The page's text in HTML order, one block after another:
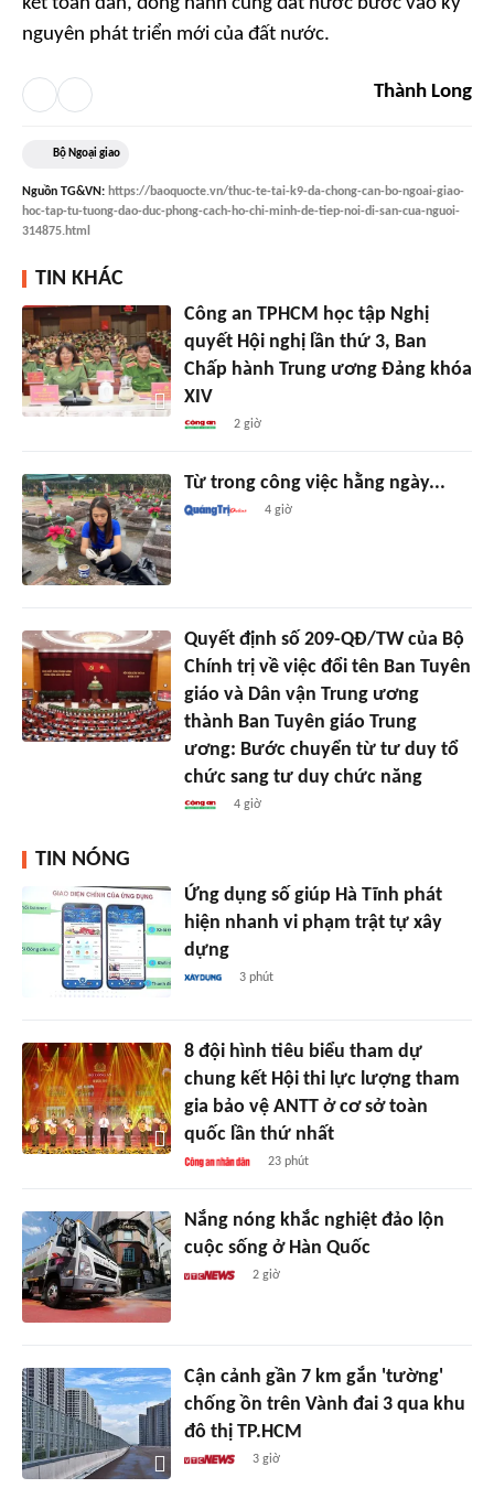
nguyên phát triển mới của đất nước.
Thành Long
Bộ Ngoại giao
Nguồn TG&VN: https://baoquocte.vn/thuc-te-tai-k9-da-chong-can-bo-ngoai-giao-
hoc-tap-tu-tuong-dao-duc-phong-cach-ho-chi-minh-de-tiep-noi-di-san-cua-nguoi-
314875.html
TIN KHÁC
Công an TPHCM học tập Nghị
quyết Hội nghị lần thứ 3, Ban
Chấp hành Trung ương Đảng khóa
XIV
2 giờ
Từ trong công việc hằng ngày...
4 giờ
Quyết định số 209-QĐ/TW của Bộ
Chính trị về việc đổi tên Ban Tuyên
giáo và Dân vận Trung ương
thành Ban Tuyên giáo Trung
ương: Bước chuyển từ tư duy tổ
chức sang tư duy chức năng
4 giờ
TIN NÓNG
Ứng dụng số giúp Hà Tĩnh phát
hiện nhanh vi phạm trật tự xây
dựng
3 phút
8 đội hình tiêu biểu tham dự
chung kết Hội thi lực lượng tham
gia bảo vệ ANTT ở cơ sở toàn
quốc lần thứ nhất
23 phút
Nắng nóng khắc nghiệt đảo lộn
cuộc sống ở Hàn Quốc
2 giờ
Cận cảnh gần 7 km gắn 'tường'
chống ồn trên Vành đai 3 qua khu
đô thị TP.HCM
3 giờ